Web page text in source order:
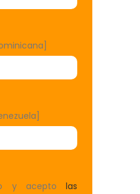
y aceptolas